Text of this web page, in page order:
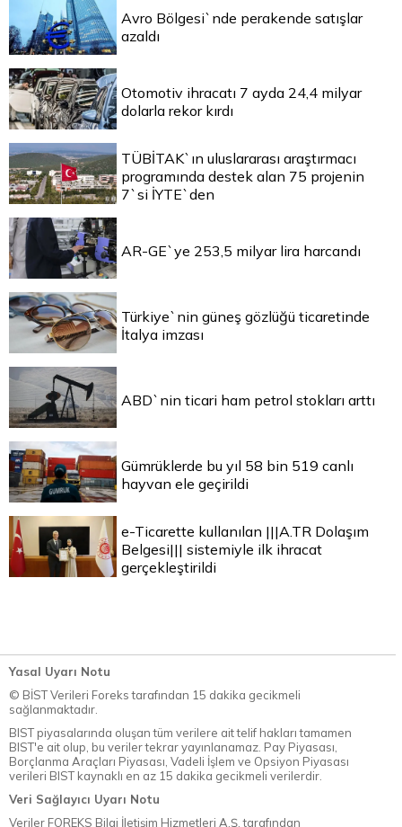
Avro Bölgesi`nde perakende satışlar
azaldı
Otomotiv ihracatı 7 ayda 24,4 milyar
dolarla rekor kırdı
TÜBİTAK`ın uluslararası araştırmacı
programında destek alan 75 projenin
7`si İYTE`den
AR-GE`ye 253,5 milyar lira harcandı
Türkiye`nin güneş gözlüğü ticaretinde
İtalya imzası
ABD`nin ticari ham petrol stokları arttı
Gümrüklerde bu yıl 58 bin 519 canlı
hayvan ele geçirildi
e-Ticarette kullanılan |||A.TR Dolaşım
Belgesi||| sistemiyle ilk ihracat
gerçekleştirildi
Yasal Uyarı Notu
© BİST Verileri Foreks tarafından 15 dakika gecikmeli
sağlanmaktadır.
BIST piyasalarında oluşan tüm verilere ait telif hakları tamamen
BIST'e ait olup, bu veriler tekrar yayınlanamaz. Pay Piyasası,
Borçlanma Araçları Piyasası, Vadeli İşlem ve Opsiyon Piyasası
verileri BIST kaynaklı en az 15 dakika gecikmeli verilerdir.
Veri Sağlayıcı Uyarı Notu
Veriler FOREKS Bilgi İletişim Hizmetleri A.Ş. tarafından